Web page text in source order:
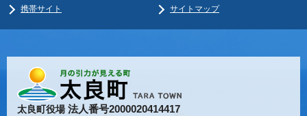
携帯サイト
サイトマップ
太良町役場法人番号2000020414417